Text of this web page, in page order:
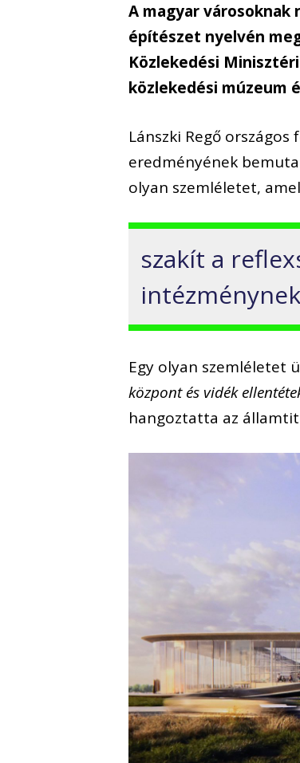
A magyar városoknak
építészet nyelvén
Közlekedési
közlekedési múzeum
Lánszki Regő
eredményének
olyan szemléletet,
szakít a
Egy olyan szemléletet
központ és vidék
hangoztatta az